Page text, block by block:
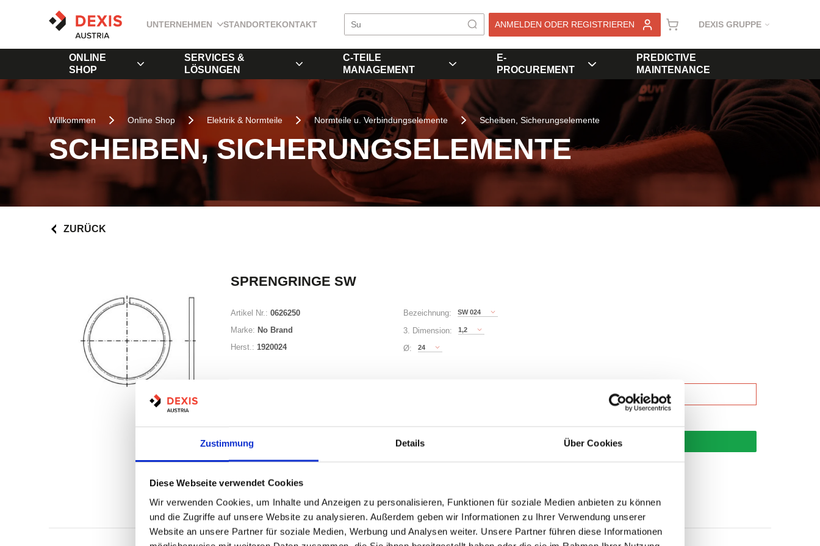
Zustimmung Details Über Cookies
Diese Webseite verwendet Cookies
Wir verwenden Cookies, um Inhalte und Anzeigen zu personalisieren, Funktionen für soziale Medien anbieten zu können
und die Zugriffe auf unsere Website zu analysieren. Außerdem geben wir Informationen zu Ihrer Verwendung unserer
Website an unsere Partner für soziale Medien, Werbung und Analysen weiter. Unsere Partner führen diese Informationen
UNTERNEHMEN STANDORTEKONTAKT ANMELDEN ODER REGISTRIEREN DEXIS GRUPPE
ONLINE
SHOP
SERVICES &
LÖSUNGEN
C-TEILE
MANAGEMENT
E-
PROCUREMENT
PREDICTIVE
MAINTENANCE
Willkommen Online Shop Elektrik & Normteile Normteile u. Verbindungselemente Scheiben, Sicherungselemente
SCHEIBEN, SICHERUNGSELEMENTE
ZURÜCK
SPRENGRINGE SW
Artikel Nr.: 0626250
Marke: No Brand
Herst.: 1920024
Bezeichnung: SW 024
3. Dimension: 1,2
Ø: 24
Nicht auf Lager
Print